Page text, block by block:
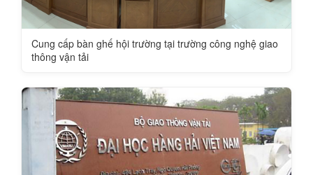
Cung cấp bàn ghế hội trường tại trường công nghệ giao
thông vận tải